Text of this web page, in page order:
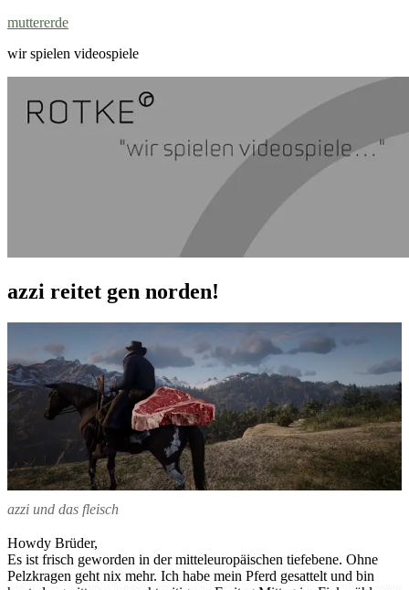
Zum
springen
muttererde
wir spielen videospiele
azzi reitet gen norden!
azzi und das fleisch
Howdy Brüder,
Es ist frisch geworden in der mitteleuropäischen tiefebene. Ohne
Pelzkragen geht nix mehr. Ich habe mein Pferd gesattelt und bin